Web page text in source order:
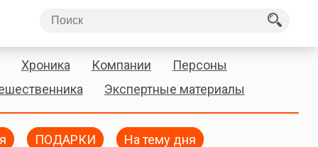
Хроника Компании
Персоны
Экспертные материалы
ПОДАРКИ На тему дня